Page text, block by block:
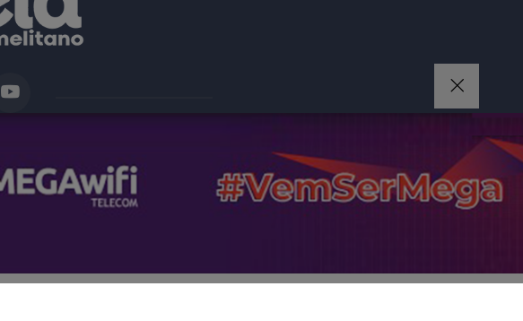
RESERVADOS
o acesso, entendemos que você